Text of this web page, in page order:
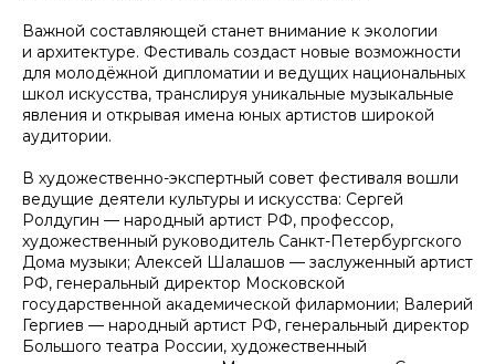
Важной составляющей станет внимание к экологии
и архитектуре. Фестиваль создаст новые возможности
для молодёжной дипломатии и ведущих национальных
школ искусства, транслируя уникальные музыкальные
явления и открывая имена юных артистов широкой
аудитории.
В художественно-экспертный совет фестиваля вошли
ведущие деятели культуры и искусства: Сергей
Ролдугин — народный артист РФ, профессор,
художественный руководитель Санкт-Петербургского
Дома музыки; Алексей Шалашов — заслуженный артист
РФ, генеральный директор Московской
государственной академической филармонии; Валерий
Гергиев — народный артист РФ, генеральный директор
Большого театра России, художественный